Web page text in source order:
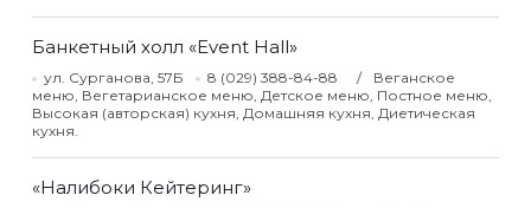
Банкетный холл «Event Hall»
ул. Сурганова, 57Б 8 (029) 388-84-88
Веганское
меню, Вегетарианское меню, Детское меню, Постное меню,
Высокая (авторская) кухня, Домашняя кухня, Диетическая
кухня.
«Налибоки Кейтеринг»